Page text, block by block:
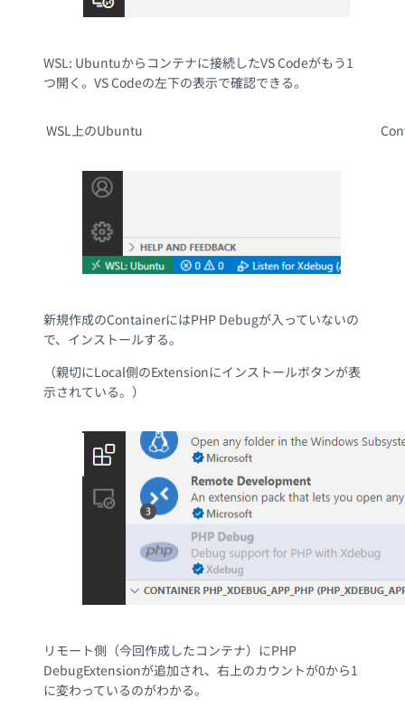
WSL: Ubuntuからコンテナに接続したVS Codeがもう1
つ開く。VS Codeの左下の表示で確認できる。
WSL上のUbuntu
新規作成のContainerにはPHP Debugが入っていないの
で、インストールする。
（親切にLocal側のExtensionにインストールボタンが表
示されている。）
リモート側（今回作成したコンテナ）にPHP
DebugExtensionが追加され、右上のカウントが0から1
に変わっているのがわかる。